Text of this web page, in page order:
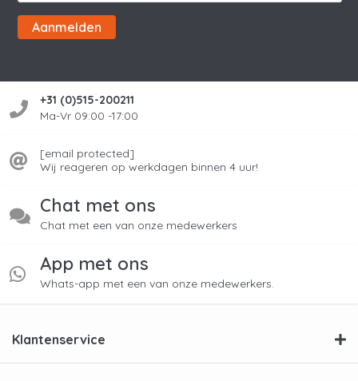
Aanmelden
+31 (0)515-200211
Ma-Vr 09:00 -17:00
[email protected]
Wij reageren op werkdagen binnen 4 uur!
Chat met ons
Chat met een van onze medewerkers
App met ons
Whats-app met een van onze medewerkers.
Klantenservice